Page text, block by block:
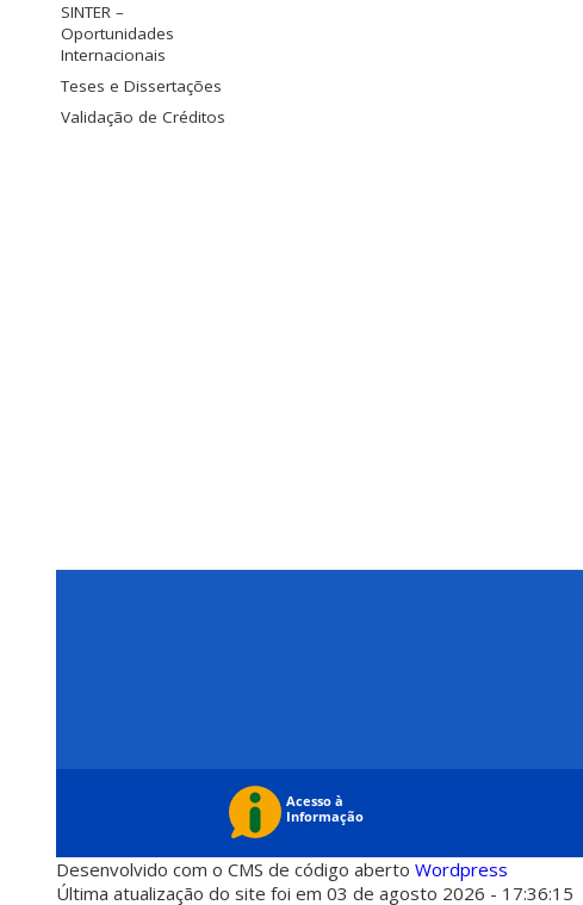
SINTER –
Oportunidades
Internacionais
Teses e Dissertações
Validação de Créditos
Desenvolvido com o CMS de código aberto Wordpress
Última atualização do site foi em 03 de agosto 2026 - 17:36:15